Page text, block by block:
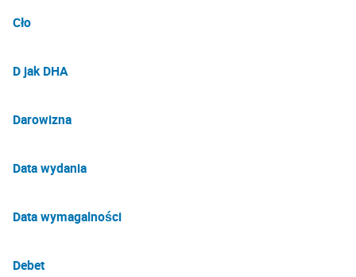
Cło
D jak DHA
Darowizna
Data wydania
Data wymagalności
Debet